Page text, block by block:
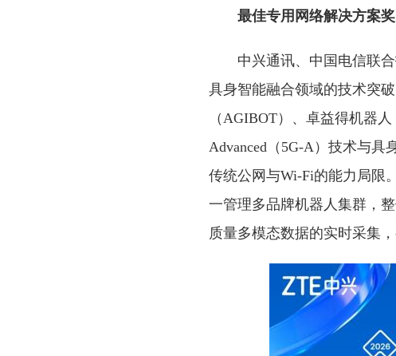
最佳专用网络解决方案
中兴通讯、中国电信联
具身智能融合领域的技术突
（AGIBOT）、卓益得机器
Advanced（5G-A）技术与
传统公网与Wi-Fi的能力局限
一管理多品牌机器人集群，
质量多模态数据的实时采集